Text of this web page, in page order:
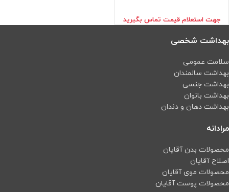
جهت استعلام قيمت تماس بگيريد
بهداشت شخصی
سلامت عمومی
بهداشت سالمندان
بهداشت جنسی
بهداشت بانوان
بهداشت دهان و دندان
مرادانه
محصولات بدن آقایان
اصلاح آقایان
محصولات موی آقایان
محصولات پوست آقایان